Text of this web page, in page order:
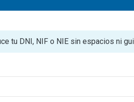
tu DNI, NIF o NIE sin espacios ni